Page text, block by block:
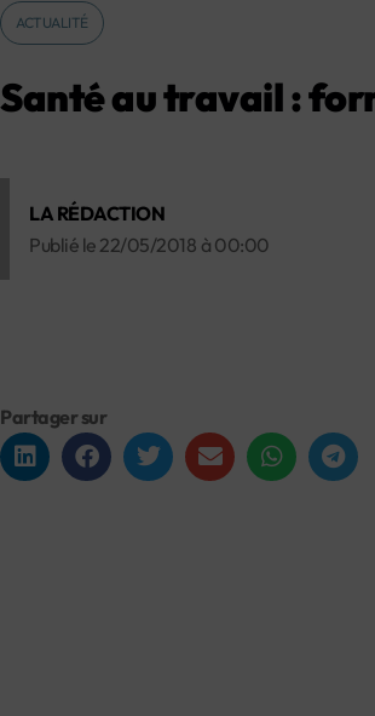
ACTUALITÉ
Santé au travail :
LA RÉDACTION
Publié le 22/05/2018 à 00:00
Partager sur